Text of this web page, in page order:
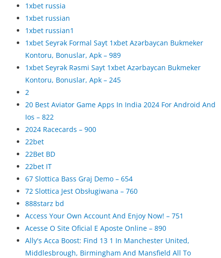
1xbet russia
1xbet russian
1xbet russian1
1xbet Seyrək Formal Sayt 1xbet Azərbaycan Bukmeker
Kontoru, Bonuslar, Apk – 989
1xbet Seyrək Rəsmi Sayt 1xbet Azərbaycan Bukmeker
Kontoru, Bonuslar, Apk – 245
2
20 Best Aviator Game Apps In India 2024 For Android And
Ios – 822
2024 Racecards – 900
22bet
22Bet BD
22bet IT
67 Slottica Bass Graj Demo – 654
72 Slottica Jest Obsługiwana – 760
888starz bd
Access Your Own Account And Enjoy Now! – 751
Acesse O Site Oficial E Aposte Online – 890
Ally's Acca Boost: Find 13 1 In Manchester United,
Middlesbrough, Birmingham And Mansfield All To